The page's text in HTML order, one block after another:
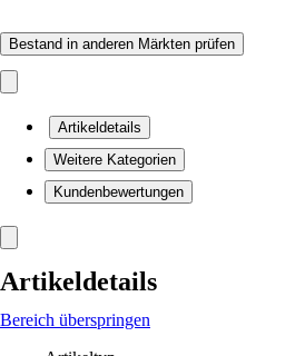
Bestand in anderen Märkten prüfen
Artikeldetails
Weitere Kategorien
Kundenbewertungen
Artikeldetails
Bereich überspringen